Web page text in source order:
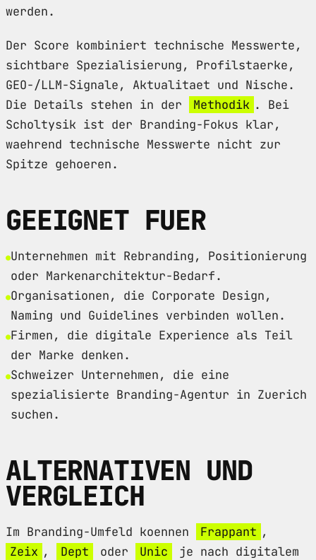
werden.
Der Score kombiniert technische Messwerte,
sichtbare Spezialisierung, Profilstaerke,
GEO-/LLM-Signale, Aktualitaet und Nische.
Die Details stehen in der
Methodik . Bei
Scholtysik ist der Branding-Fokus klar,
waehrend technische Messwerte nicht zur
Spitze gehoeren.
GEEIGNET FUER
Unternehmen mit Rebranding, Positionierung
oder Markenarchitektur-Bedarf.
Organisationen, die Corporate Design,
Naming und Guidelines verbinden wollen.
Firmen, die digitale Experience als Teil
der Marke denken.
Schweizer Unternehmen, die eine
spezialisierte Branding-Agentur in Zuerich
suchen.
ALTERNATIVEN UND
VERGLEICH
Im Branding-Umfeld koennen Frappant ,
Zeix , Dept oder Unic
je nach digitalem